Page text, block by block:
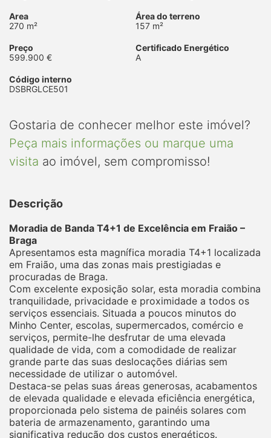
Area
270 m²
Área do terreno
157 m²
Preço
599.900 €
Certificado Energético
A
Código interno
DSBRGLCE501
Gostaria de conhecer melhor este imóvel?
Peça mais informações ou marque uma
visita ao imóvel, sem compromisso!
Descrição
Moradia de Banda T4+1 de Excelência em Fraião –
Braga
Apresentamos esta magnífica moradia T4+1 localizada
em Fraião, uma das zonas mais prestigiadas e
procuradas de Braga.
Com excelente exposição solar, esta moradia combina
tranquilidade, privacidade e proximidade a todos os
serviços essenciais. Situada a poucos minutos do
Minho Center, escolas, supermercados, comércio e
serviços, permite-lhe desfrutar de uma elevada
qualidade de vida, com a comodidade de realizar
grande parte das suas deslocações diárias sem
necessidade de utilizar o automóvel.
Destaca-se pelas suas áreas generosas, acabamentos
de elevada qualidade e elevada eficiência energética,
proporcionada pelo sistema de painéis solares com
bateria de armazenamento, garantindo uma
significativa redução dos custos energéticos.